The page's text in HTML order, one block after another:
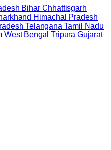
Bihar Chhattisgarh
Himachal Pradesh
Telangana Tamil Nadu
West Bengal Tripura Gujarat